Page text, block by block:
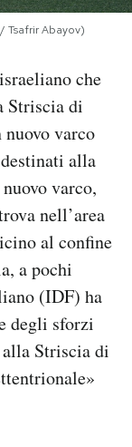
Tsafrir Abayov)
che
Striscia di
nuovo varco
alla
varco,
nell’area
al confine
a pochi
(IDF) ha
degli sforzi
Striscia di